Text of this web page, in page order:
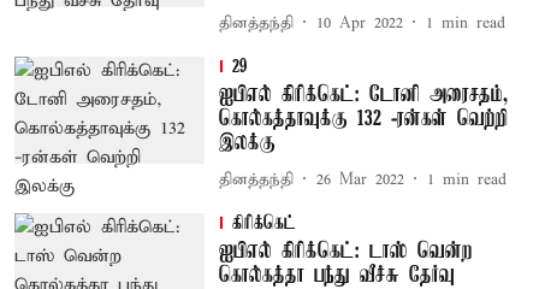
தினத்தந்தி 10 Apr 2022 1 min read
29
ஐபிஎல் கிரிக்கெட்: டோனி அரைசதம்,
கொல்கத்தாவுக்கு 132 -ரன்கள் வெற்றி
இலக்கு
தினத்தந்தி 26 Mar 2022 1 min read
கிரிக்கெட்
ஐபிஎல் கிரிக்கெட்: டாஸ் வென்ற
கொல்கத்தா பந்து வீச்சு தேர்வு